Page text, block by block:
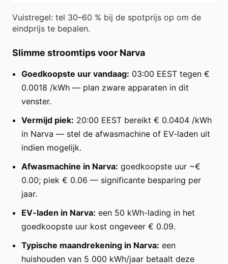
Vuistregel: tel 30–60 % bij de spotprijs op om de
eindprijs te bepalen.
Slimme stroomtips voor Narva
Goedkoopste uur vandaag: 03:00 EEST tegen €
0.0018 /kWh — plan zware apparaten in dit
venster.
Vermijd piek: 20:00 EEST bereikt € 0.0404 /kWh
in Narva — stel de afwasmachine of EV-laden uit
indien mogelijk.
Afwasmachine in Narva: goedkoopste uur ~€
0.00; piek € 0.06 — significante besparing per
jaar.
EV-laden in Narva: een 50 kWh-lading in het
goedkoopste uur kost ongeveer € 0.09.
Typische maandrekening in Narva: een
huishouden van 5 000 kWh/jaar betaalt deze